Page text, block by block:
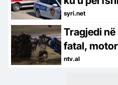
ndërron
syri.net
Tragjedi
fatal,
humb
ntv.al